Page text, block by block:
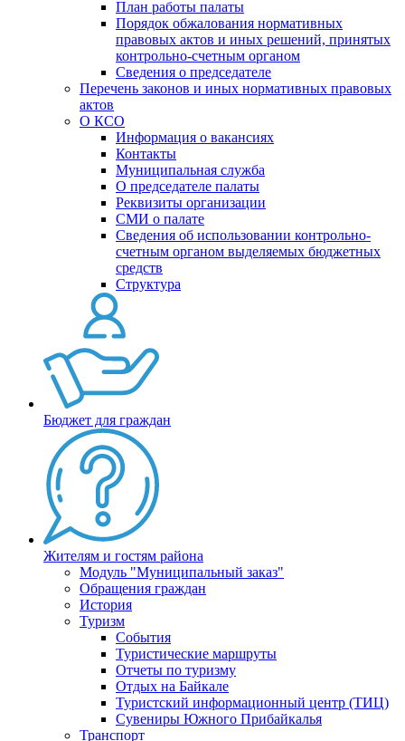
План работы палаты
Порядок обжалования нормативных
правовых актов и иных решений, принятых
контрольно-счетным органом
Сведения о председателе
Перечень законов и иных нормативных правовых
актов
О КСО
Информация о вакансиях
Контакты
Муниципальная служба
О председателе палаты
Реквизиты организации
СМИ о палате
Сведения об использовании контрольно-
счетным органом выделяемых бюджетных
средств
Структура
Бюджет для граждан
Жителям и гостям района
Модуль "Муниципальный заказ"
Обращения граждан
История
Туризм
События
Туристические маршруты
Отчеты по туризму
Отдых на Байкале
Туристский информационный центр (ТИЦ)
Сувениры Южного Прибайкалья
Транспорт